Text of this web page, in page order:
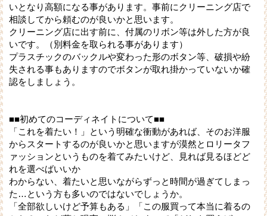
いとなり高額になる事があります。事前にクリーニング店で
相談してから頼むのが良いかと思います。
クリーニング店に出す前に、付属のリボン等は外した方が良
いです。（別料金を取られる事があります）
プラスチックのバックルや変わった形のボタン等、破損や紛
失される事もありますのでボタンが取れ掛かっていないか確
認をしましょう。
■■初めてのコーディネイトについて■■
「これを着たい！」という明確な衝動があれば、そのお洋服
からスタートするのが良いかと思いますが漠然とロリータフ
ァッションというものを着てみたいけど、見れば見るほどど
れを選べばいいか
わからない、着たいと思いながらずっと時間が過ぎてしまっ
た…という方も多いのではないでしょうか。
「全部欲しいけど予算もある」「この服買って本当に着るの